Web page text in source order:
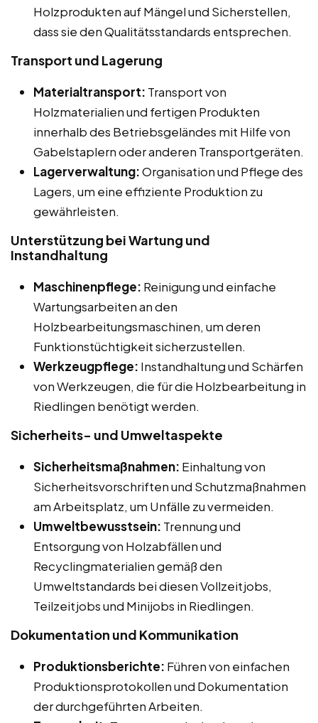
Holzprodukten auf Mängel und Sicherstellen,
dass sie den Qualitätsstandards entsprechen.
Transport und Lagerung
Materialtransport: Transport von
Holzmaterialien und fertigen Produkten
innerhalb des Betriebsgeländes mit Hilfe von
Gabelstaplern oder anderen Transportgeräten.
Lagerverwaltung:Organisation und Pflege des
Lagers, um eine effiziente Produktion zu
gewährleisten.
Unterstützung bei Wartung und
Instandhaltung
Maschinenpflege: Reinigung und einfache
Wartungsarbeiten an den
Holzbearbeitungsmaschinen, um deren
Funktionstüchtigkeit sicherzustellen.
Werkzeugpflege: Instandhaltung und Schärfen
von Werkzeugen, die für die Holzbearbeitung in
Riedlingen benötigt werden.
Sicherheits- und Umweltaspekte
Sicherheitsmaßnahmen: Einhaltung von
Sicherheitsvorschriften und Schutzmaßnahmen
am Arbeitsplatz, um Unfälle zu vermeiden.
Umweltbewusstsein: Trennung und
Entsorgung von Holzabfällen und
Recyclingmaterialien gemäß den
Umweltstandards bei diesen Vollzeitjobs,
Teilzeitjobs und Minijobs in Riedlingen.
Dokumentation und Kommunikation
Produktionsberichte: Führen von einfachen
Produktionsprotokollen und Dokumentation
der durchgeführten Arbeiten.